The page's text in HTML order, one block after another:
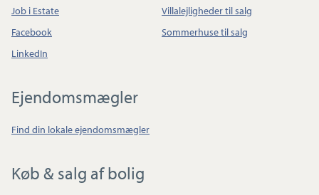
Job i Estate
Facebook
LinkedIn
Villalejligheder til salg
Sommerhuse til salg
Ejendomsmægler
Find din lokale ejendomsmægler
Køb & salg af bolig